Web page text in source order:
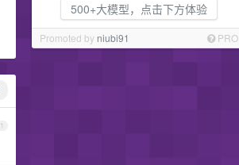
500+大模型，点击下方体验
Promoted by niubi91 PRO
1